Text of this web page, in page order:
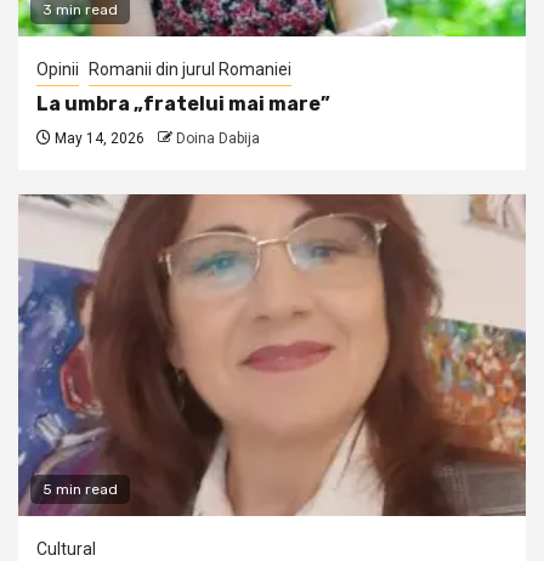
3 min read
Opinii Romanii din jurul Romaniei
La umbra „fratelui mai mare”
May 14, 2026 Doina Dabija
5 min read
Cultural